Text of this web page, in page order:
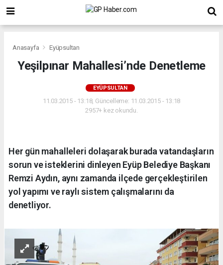
Anasayfa Eyüpsultan
Yeşilpınar Mahallesi’nde Denetleme
EYÜPSULTAN
11.03.2015 - 13:18, Güncelleme: 11.03.2015 - 13:18
2957+ kez okundu.
Her gün mahalleleri dolaşarak burada vatandaşların
sorun ve isteklerini dinleyen Eyüp Belediye Başkanı
Remzi Aydın, aynı zamanda ilçede gerçekleştirilen
yol yapımı ve raylı sistem çalışmalarını da
denetliyor.